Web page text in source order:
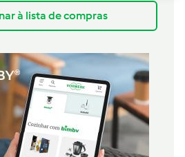
à lista de compras